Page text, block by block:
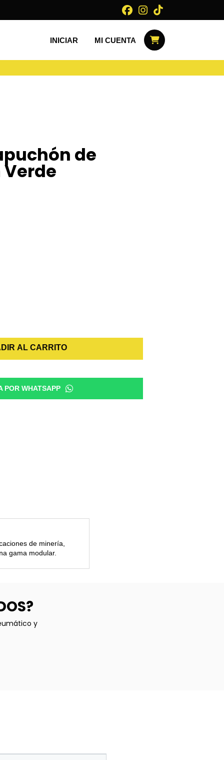
INICIAR MI CUENTA
de
AL CARRITO
POR WHATSAPP
de minería,
gama modular.
y